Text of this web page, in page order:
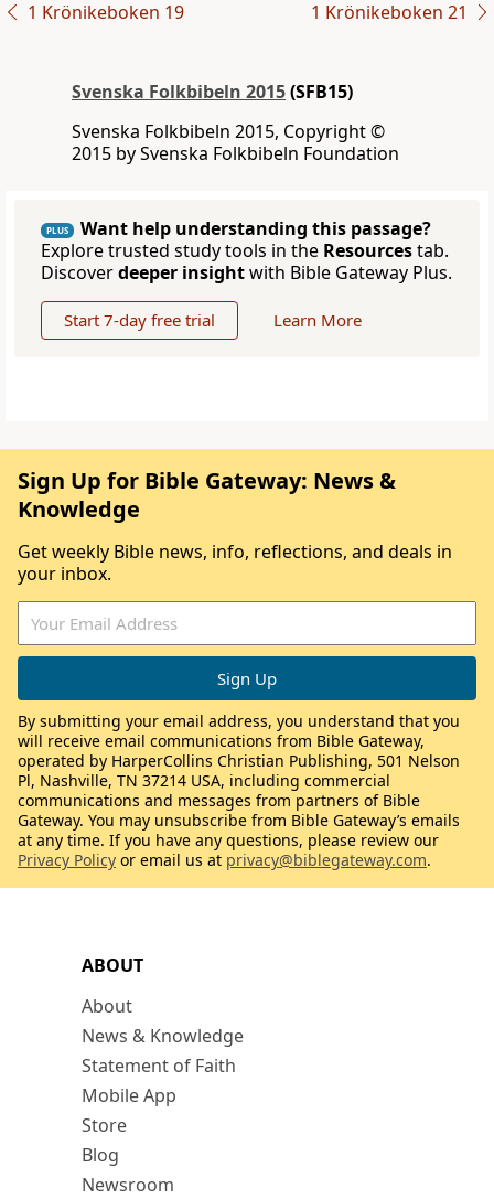
1 Krönikeboken 19 1 Krönikeboken 21
Svenska Folkbibeln 2015(SFB15)
Svenska Folkbibeln 2015, Copyright ©
2015 by Svenska Folkbibeln Foundation
PLUS
Want help understanding this passage?
Explore trusted study tools in the Resourcestab.
Discoverdeeper insightwith Bible Gateway Plus.
Start 7-day free trial Learn More
ABOUT
About
News & Knowledge
Statement of Faith
Mobile App
Store
Blog
Newsroom
Sign Up for Bible Gateway: News &
Knowledge
Get weekly Bible news, info, reflections, and deals in
your inbox.
By submitting your email address, you understand that you
will receive email communications from Bible Gateway,
operated by HarperCollins Christian Publishing, 501 Nelson
Pl, Nashville, TN 37214 USA, including commercial
communications and messages from partners of Bible
Gateway. You may unsubscribe from Bible Gateway’s emails
at any time. If you have any questions, please review our
Privacy Policy or email us at privacy@biblegateway.com.